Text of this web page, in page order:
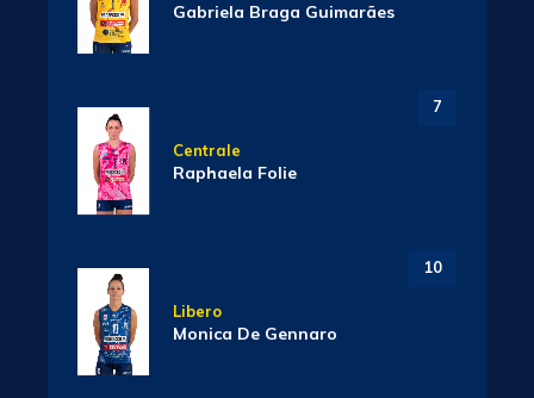
Gabriela Braga Guimarães
7
Centrale
Raphaela Folie
10
Libero
Monica De Gennaro